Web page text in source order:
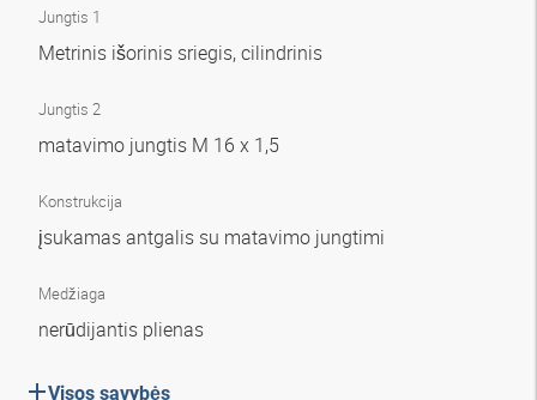
Jungtis 1
Metrinis išorinis sriegis, cilindrinis
Jungtis 2
matavimo jungtis M 16 x 1,5
Konstrukcija
įsukamas antgalis su matavimo jungtimi
Medžiaga
nerūdijantis plienas
Visos savybės